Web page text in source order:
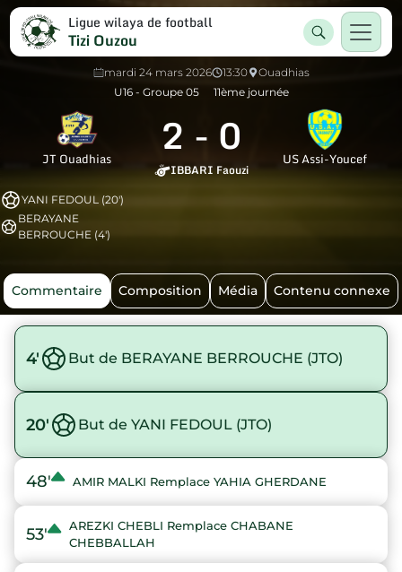
Ligue wilaya de football
Tizi Ouzou
mardi 24 mars 2026 13:30
Ouadhias
U16 - Groupe 05
11ème journée
JT Ouadhias 2 - 0
IBBARI Faouzi
US Assi-Youcef
YANI FEDOUL (20')
BERAYANE
BERROUCHE (4')
Commentaire Composition Média Contenu connexe
4' But de BERAYANE BERROUCHE (JTO)
20' But de YANI FEDOUL (JTO)
48' AMIR MALKI Remplace YAHIA GHERDANE
53'
AREZKI CHEBLI Remplace CHABANE
CHEBBALLAH